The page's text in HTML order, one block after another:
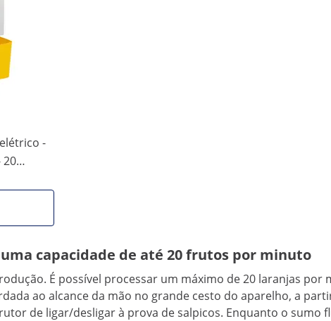
-
20
elétrico de laranjas inteiras
pode fazê-lo mais rapidamente de forma automática?
com fruta e depois despejar os resíduos espremidos
num buffet, bar ou mercado. E o melhor de tudo é que
capacidade de até 20 frutos por minuto
É possível processar um máximo de 20 laranjas
ao alcance da mão no grande cesto do aparelho, a
de ligar/desligar à prova de salpicos. Enquanto o